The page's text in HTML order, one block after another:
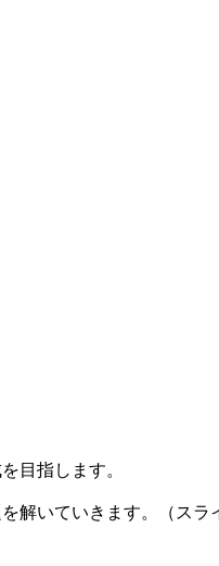
目指します。
解いていきます。（スラ